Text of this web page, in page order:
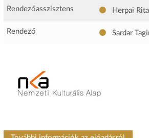
Rendezőasszisztens Herpai Rita
Rendező Sardar